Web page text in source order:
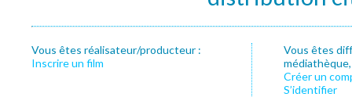
Vous êtes réalisateur/producteur :
Inscrire un film
Vous êtes
Créer un
S’identifier